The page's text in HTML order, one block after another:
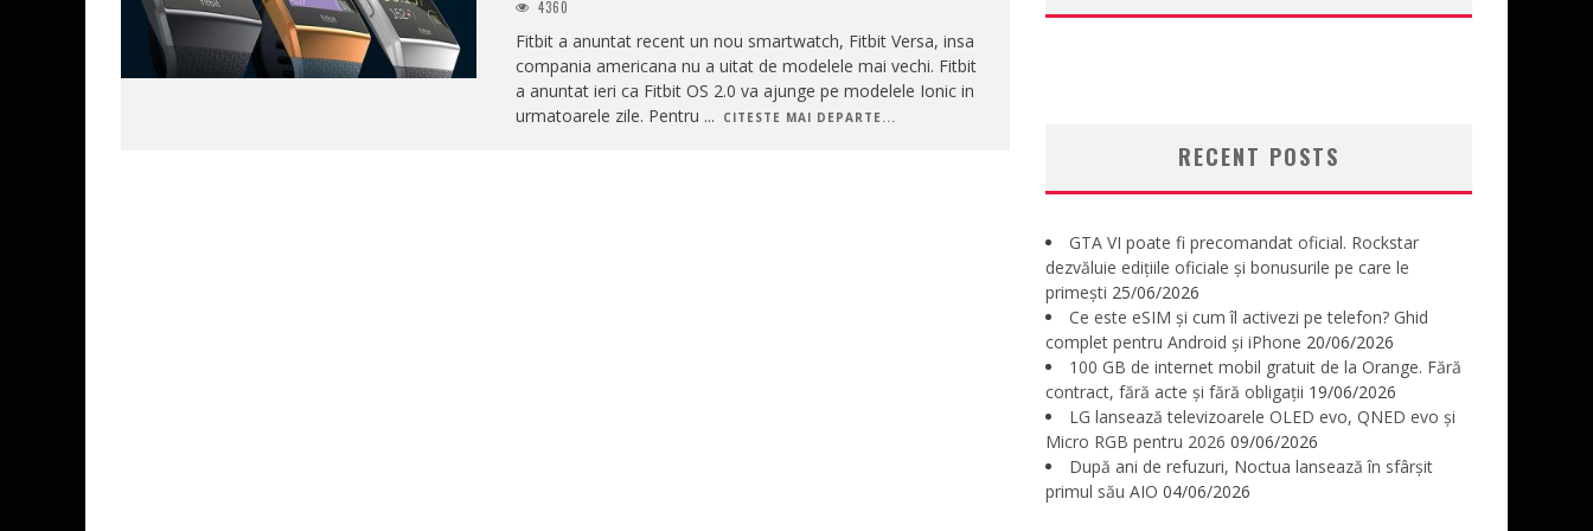
4360
Fitbit a anuntat recent un nou smartwatch, Fitbit Versa, insa
compania americana nu a uitat de modelele mai vechi. Fitbit
a anuntat ieri ca Fitbit OS 2.0 va ajunge pe modelele Ionic in
urmatoarele zile. Pentru ... CITESTE MAI DEPARTE...
RECENT POSTS
GTA VI poate fi precomandat oficial. Rockstar
dezvăluie edițiile oficiale și bonusurile pe care le
primești 25/06/2026
Ce este eSIM și cum îl activezi pe telefon? Ghid
complet pentru Android și iPhone 20/06/2026
100 GB de internet mobil gratuit de la Orange. Fără
contract, fără acte și fără obligații 19/06/2026
LG lansează televizoarele OLED evo, QNED evo și
Micro RGB pentru 2026 09/06/2026
După ani de refuzuri, Noctua lansează în sfârșit
primul său AIO 04/06/2026